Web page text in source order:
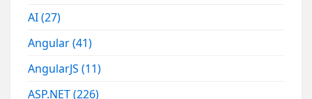
AI(27)
Angular(41)
AngularJS(11)
ASP.NET(226)